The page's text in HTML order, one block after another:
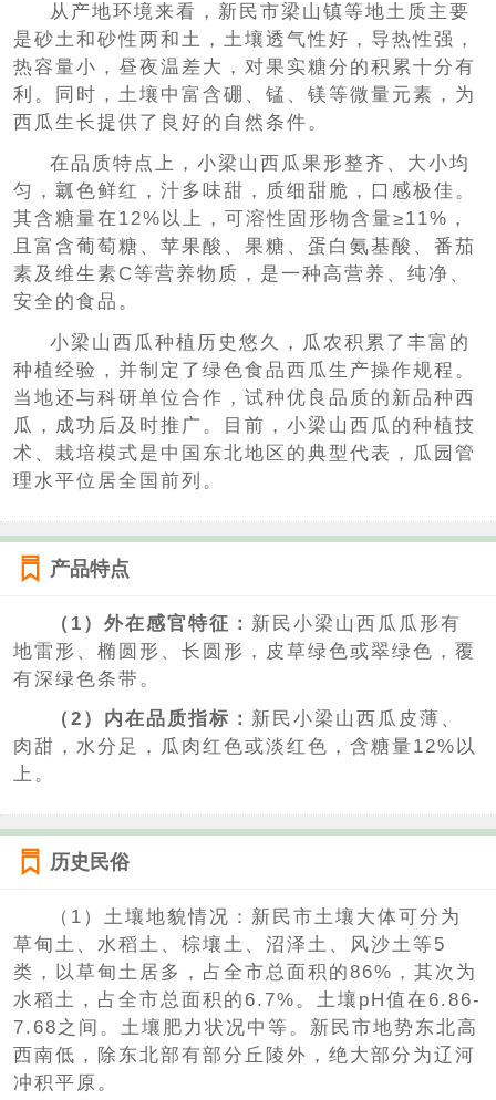
从产地环境来看，新民市梁山镇等地土质主要
是砂土和砂性两和土，土壤透气性好，导热性强，
热容量小，昼夜温差大，对果实糖分的积累十分有
利。同时，土壤中富含硼、锰、镁等微量元素，为
西瓜生长提供了良好的自然条件。
在品质特点上，小梁山西瓜果形整齐、大小均
匀，瓤色鲜红，汁多味甜，质细甜脆，口感极佳。
其含糖量在12%以上，可溶性固形物含量≥11%，
且富含葡萄糖、苹果酸、果糖、蛋白氨基酸、番茄
素及维生素C等营养物质，是一种高营养、纯净、
安全的食品。
小梁山西瓜种植历史悠久，瓜农积累了丰富的
种植经验，并制定了绿色食品西瓜生产操作规程。
当地还与科研单位合作，试种优良品质的新品种西
瓜，成功后及时推广。目前，小梁山西瓜的种植技
术、栽培模式是中国东北地区的典型代表，瓜园管
理水平位居全国前列。
产品特点
（1）外在感官特征： 新民小梁山西瓜瓜形有
地雷形、椭圆形、长圆形，皮草绿色或翠绿色，覆
有深绿色条带。
（2）内在品质指标： 新民小梁山西瓜皮薄、
肉甜，水分足，瓜肉红色或淡红色，含糖量12%以
上。
历史民俗
（1）土壤地貌情况：新民市土壤大体可分为
草甸土、水稻土、棕壤土、沼泽土、风沙土等5
类，以草甸土居多，占全市总面积的86%，其次为
水稻土，占全市总面积的6.7%。土壤pH值在6.86-
7.68之间。土壤肥力状况中等。新民市地势东北高
西南低，除东北部有部分丘陵外，绝大部分为辽河
冲积平原。